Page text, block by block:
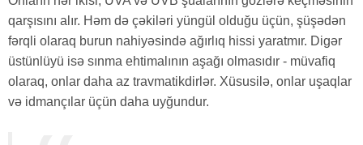
qarşısını alır. Həm də çəkiləri yüngül olduğu üçün, şüşədən
fərqli olaraq burun nahiyəsində ağırlıq hissi yaratmır. Digər
üstünlüyü isə sınma ehtimalının aşağı olmasıdır - müvafiq
olaraq, onlar daha az travmatikdirlər. Xüsusilə, onlar uşaqlar
və idmançılar üçün daha uyğundur.